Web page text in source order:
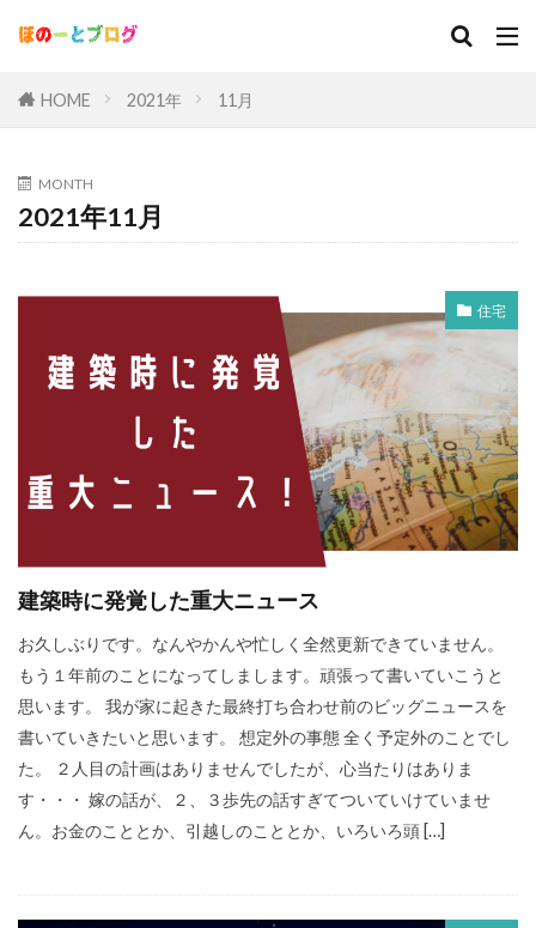
HOME 2021年 11月
MONTH
2021年11月
住宅
建築時に発覚した重大ニュース
お久しぶりです。なんやかんや忙しく全然更新できていません。
もう１年前のことになってしまします。頑張って書いていこうと
思います。 我が家に起きた最終打ち合わせ前のビッグニュースを
書いていきたいと思います。 想定外の事態 全く予定外のことでし
た。 ２人目の計画はありませんでしたが、心当たりはありま
す・・・ 嫁の話が、２、３歩先の話すぎてついていけていませ
ん。お金のこととか、引越しのこととか、いろいろ頭 […]